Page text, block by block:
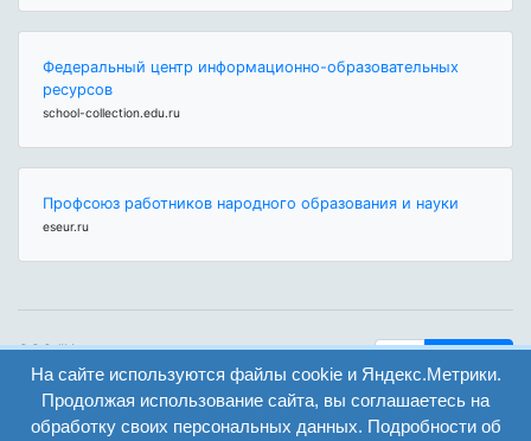
Федеральный центр информационно-образовательных
ресурсов
school-collection.edu.ru
Профсоюз работников народного образования и науки
eseur.ru
ООО "Центр
образования и
консалтинга"
Волгоград 2008-
вход
регистрация
Версия
сайта для
На сайте используются файлы cookie и Яндекс.Метрики.
Продолжая использование сайта, вы соглашаетесь на
обработку своих персональных данных. Подробности об